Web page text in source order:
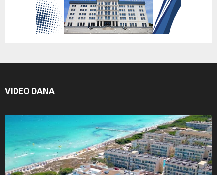
VIDEO DANA